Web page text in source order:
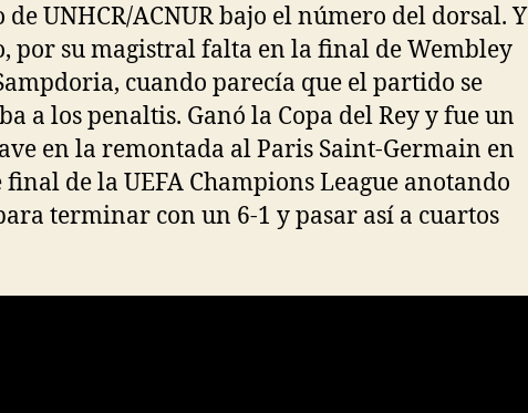
de UNHCR/ACNUR bajo el número del dorsal. Y
por su magistral falta en la final de Wembley
cuando parecía que el partido se
a los penaltis. Ganó la Copa del Rey y fue un
en la remontada al Paris Saint-Germain en
final de la UEFA Champions League anotando
terminar con un 6-1 y pasar así a cuartos